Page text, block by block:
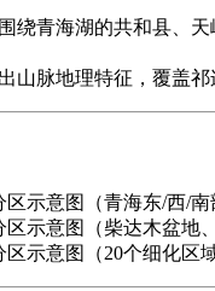
围绕青海湖的共和县、
出山脉地理特征，覆盖祁
区示意图（青海东/西/南
区示意图（柴达木盆地
区示意图（20个细化区